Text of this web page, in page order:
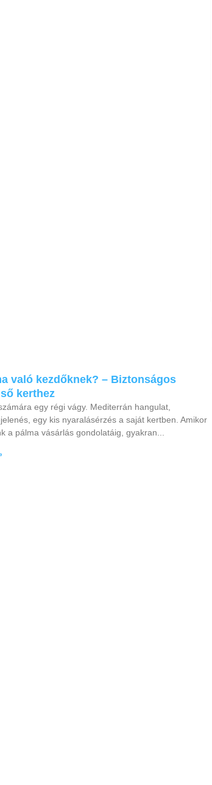
való kezdőknek? – Biztonságos
kerthez
egy régi vágy. Mediterrán hangulat,
egy kis nyaralásérzés a saját kertben. Amikor
a pálma vásárlás gondolatáig, gyakran